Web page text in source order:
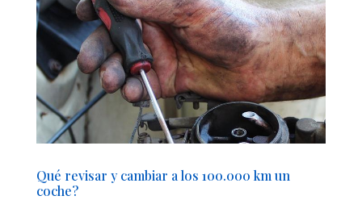
Qué revisar y cambiar a los 100.000 km un
coche?